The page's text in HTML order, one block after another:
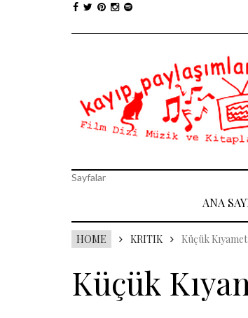
Sayfalar
ANA
HOME KRITIK Küçük Kıyamet
Küçük